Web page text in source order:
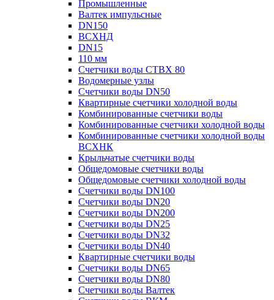
Промышленные
Валтек импульсные
DN150
ВСХНД
DN15
110 мм
Счетчики воды СТВХ 80
Водомерные узлы
Счетчики воды DN50
Квартирные счетчики холодной воды
Комбинированные счетчики воды
Комбинированные счетчики холодной воды
Комбинированные счетчики холодной воды
ВСХНК
Крыльчатые счетчики воды
Общедомовые счетчики воды
Общедомовые счетчики холодной воды
Счетчики воды DN100
Счетчики воды DN20
Счетчики воды DN200
Счетчики воды DN25
Счетчики воды DN32
Счетчики воды DN40
Квартирные счетчики воды
Счетчики воды DN65
Счетчики воды DN80
Счетчики воды Валтек